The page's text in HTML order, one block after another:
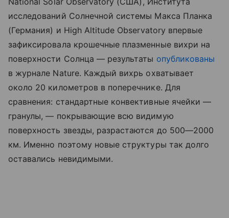
исследований Солнечной системы Макса Планка
(Германия) и High Altitude Observatory впервые
зафиксировала крошечные плазменные вихри на
поверхности Солнца — результаты опубликованы
в журнале Nature. Каждый вихрь охватывает
около 20 километров в поперечнике. Для
сравнения: стандартные конвективные ячейки —
гранулы, — покрывающие всю видимую
поверхность звезды, разрастаются до 500—2000
км. Именно поэтому новые структуры так долго
оставались невидимыми.